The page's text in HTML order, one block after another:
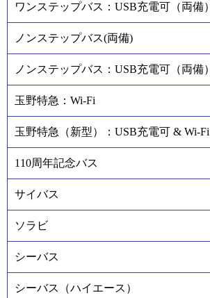
ワンステップバス：USB充電可（両備）
ノンステップバス(両備)
ノンステップバス：USB充電可（両備）
玉野特急：Wi-Fi
玉野特急（新型）：USB充電可 & Wi-Fi
110周年記念バス
サイバス
ソラビ
シーバス
シーバス（ハイエース）